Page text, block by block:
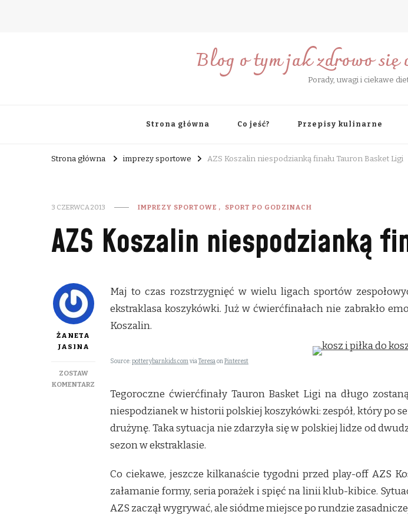
Blog o tym jak zdrowo się
Porady, uwagi i ciekawe
Strona główna Co jeść? Przepisy kulinarne
Strona główna imprezy sportowe AZS Koszalin niespodzianką finału Tauron Basket Ligi
3 CZERWCA 2013 IMPREZY SPORTOWE SPORT PO GODZINACH
AZS Koszalin niespodzianką
ŻANETA
JASINA
ZOSTAW
KOMENTARZ
KOSZALIN
NIESPODZIANKĄ
FINAŁU
BASKET
Maj to czas rozstrzygnięć w wielu ligach sportów
ekstraklasa koszykówki. Już w ćwierćfinałach nie zabrakło
Koszalin.
Source:potterybarnkids.comviaTeresaonPinterest
Tegoroczne ćwierćfinały Tauron Basket Ligi na długo
niespodzianek w historii polskiej koszykówki: zespół, który po
drużynę. Taka sytuacja nie zdarzyła się w polskiej lidze od
sezon w ekstraklasie.
Co ciekawe, jeszcze kilkanaście tygodni przed play-off AZS
załamanie formy, seria porażek i spięć na linii klub-kibice.
AZS zaczął wygrywać, ale siódme miejsce po rundzie